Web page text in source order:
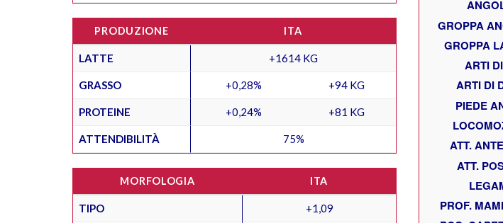
PRODUZIONE ITA
LATTE +1614 KG
GRASSO +0,28% +94 KG
PROTEINE +0,24% +81 KG
ATTENDIBILITÀ 75%
MORFOLOGIA ITA
TIPO +1,09